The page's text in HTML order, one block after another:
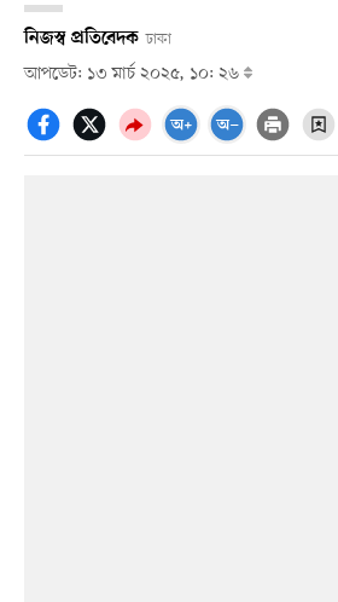
নিজস্ব প্রতিবেদক ঢাকা
আপডেট: ১৩ মার্চ ২০২৫, ১০: ২৬